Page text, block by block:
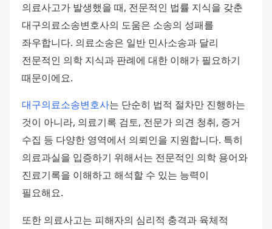
의료사고가 발생했을 때, 전문적인 법률 지식을 갖춘
대구의료소송변호사의 도움은 소송의 성패를
좌우합니다. 의료소송은 일반 민사소송과 달리
전문적인 의학 지식과 판례에 대한 이해가 필요하기
때문이에요.
대구의료소송변호사는 단순히 법적 절차만 진행하는
것이 아니라, 의료기록 검토, 전문가 의견 청취, 증거
수집 등 다양한 영역에서 의뢰인을 지원합니다. 특히
의료과실을 입증하기 위해서는 전문적인 의학 용어와
진료기록을 이해하고 해석할 수 있는 능력이
필요해요.
또한 의료사고는 피해자의 심리적 충격과 육체적